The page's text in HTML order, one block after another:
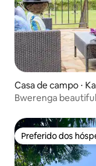
Casa de campo ⋅
Preferido dos
Preferido dos